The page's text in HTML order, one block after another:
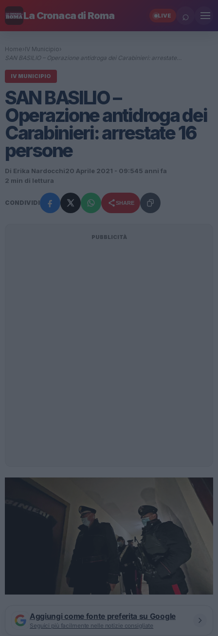
La Cronaca di Roma LIVE ⌕
Home› IV Municipio›
SAN BASILIO – Operazione antidroga dei Carabinieri: arrestate…
IV MUNICIPIO
SAN BASILIO –
Operazione antidroga dei
Carabinieri: arrestate 16
persone
Di Erika Nardocchi20 Aprile 2021 - 09:545 anni fa
2 min di lettura
CONDIVIDI SHARE
PUBBLICITÀ
Aggiungi come fonte preferita su Google
Seguici più facilmente nelle notizie consigliate